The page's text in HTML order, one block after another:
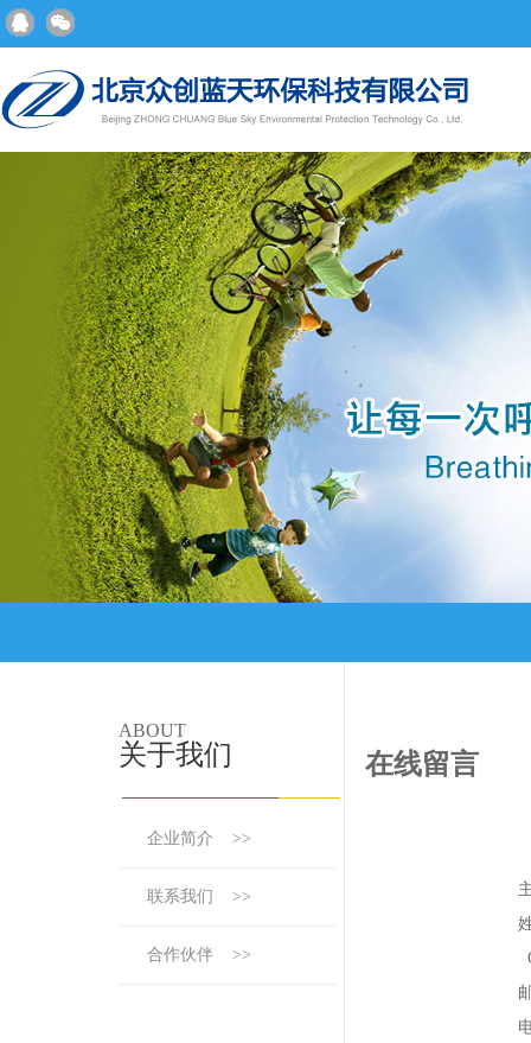
ABOUT
关于我们
企业简介 >>
联系我们 >>
合作伙伴 >>
在线留言